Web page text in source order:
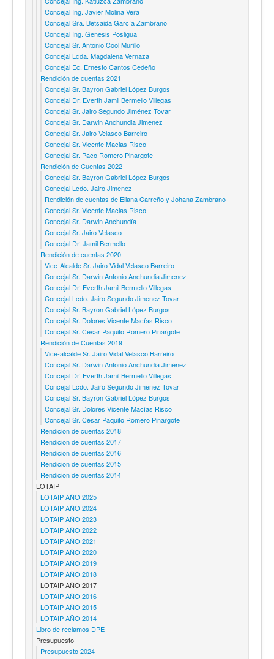
Concejal Ing. Javier Molina Vera
Concejal Sra. Betsaida García Zambrano
Concejal Ing. Genesis Posligua
Concejal Sr. Antonio Cool Murillo
Concejal Lcda. Magdalena Vernaza
Concejal Ec. Ernesto Cantos Cedeño
Rendición de cuentas 2021
Concejal Sr. Bayron Gabriel López Burgos
Concejal Dr. Everth Jamil Bermello Villegas
Concejal Sr. Jairo Segundo Jiménez Tovar
Concejal Sr. Darwin Anchundia Jimenez
Concejal Sr. Jairo Velasco Barreiro
Concejal Sr. Vicente Macias Risco
Concejal Sr. Paco Romero Pinargote
Rendición de Cuentas 2022
Concejal Sr. Bayron Gabriel López Burgos
Concejal Lcdo. Jairo Jimenez
Rendición de cuentas de Eliana Carreño y Johana Zambrano
Concejal Sr. Vicente Macias Risco
Concejal Sr. Darwin Anchundía
Concejal Sr. Jairo Velasco
Concejal Dr. Jamil Bermello
Rendición de cuentas 2020
Vice-Alcalde Sr. Jairo Vidal Velasco Barreiro
Concejal Sr. Darwin Antonio Anchundia Jimenez
Concejal Dr. Everth Jamil Bermello Villegas
Concejal Lcdo. Jairo Segundo Jimenez Tovar
Concejal Sr. Bayron Gabriel López Burgos
Concejal Sr. Dolores Vicente Macías Risco
Concejal Sr. César Paquito Romero Pinargote
Rendición de Cuentas 2019
Vice-alcalde Sr. Jairo Vidal Velasco Barreiro
Concejal Sr. Darwin Antonio Anchundia Jiménez
Concejal Dr. Everth Jamil Bermello Villegas
Concejal Lcdo. Jairo Segundo Jimenez Tovar
Concejal Sr. Bayron Gabriel López Burgos
Concejal Sr. Dolores Vicente Macías Risco
Concejal Sr. César Paquito Romero Pinargote
Rendicion de cuentas 2018
Rendicion de cuentas 2017
Rendicion de cuentas 2016
Rendicion de cuentas 2015
Rendicion de cuentas 2014
LOTAIP
LOTAIP AÑO 2025
LOTAIP AÑO 2024
LOTAIP AÑO 2023
LOTAIP AÑO 2022
LOTAIP AÑO 2021
LOTAIP AÑO 2020
LOTAIP AÑO 2019
LOTAIP AÑO 2018
LOTAIP AÑO 2017
LOTAIP AÑO 2016
LOTAIP AÑO 2015
LOTAIP AÑO 2014
Libro de reclamos DPE
Presupuesto
Presupuesto 2024